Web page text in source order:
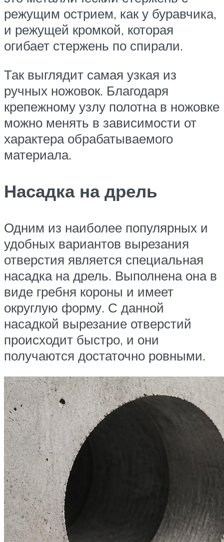
режущим острием, как у буравчика,
и режущей кромкой, которая
огибает стержень по спирали.
Так выглядит самая узкая из
ручных ножовок. Благодаря
крепежному узлу полотна в ножовке
можно менять в зависимости от
характера обрабатываемого
материала.
Насадка на дрель
Одним из наиболее популярных и
удобных вариантов вырезания
отверстия является специальная
насадка на дрель. Выполнена она в
виде гребня короны и имеет
округлую форму. С данной
насадкой вырезание отверстий
происходит быстро, и они
получаются достаточно ровными.